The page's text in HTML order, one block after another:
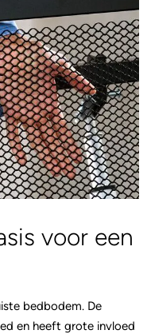
voor een
bedbodem. De
en heeft grote invloed